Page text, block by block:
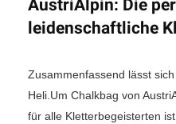
AustriAlpin: Die
leidenschaftliche
Zusammenfassend lässt
Heli.Um Chalkbag von
für alle Kletterbegeisterten